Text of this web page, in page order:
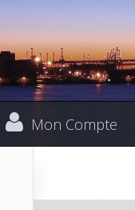
Mon Compte